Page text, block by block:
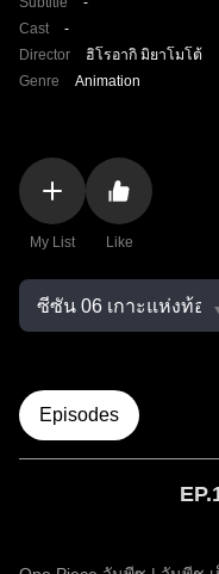
My List Like
Cast
-
Director
ฮิโรอากิ มิยาโมโต้
Genre
Animation
Episodes